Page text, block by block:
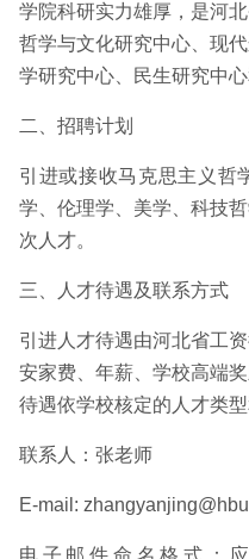
学院科研实力雄厚，是河
哲学与文化研究中心、现
学研究中心、民生研究中
二、招聘计划
引进或接收马克思主义哲
学、伦理学、美学、科技
次人才。
三、人才待遇及联系方式
引进人才待遇由河北省工
安家费、年薪、学校高端
待遇依学校核定的人才类
联系人：张老师
E-mail:
电子邮件命名格式：